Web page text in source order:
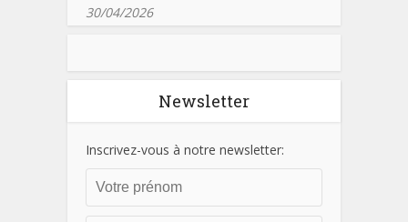
30/04/2026
Newsletter
Inscrivez-vous à notre newsletter: